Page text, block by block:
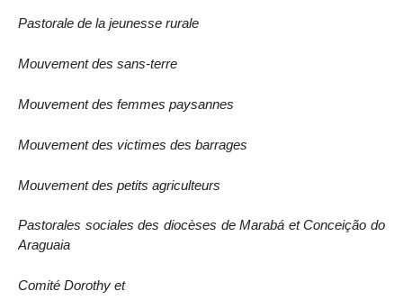
Pastorale de la jeunesse rurale
Mouvement des sans-terre
Mouvement des femmes paysannes
Mouvement des victimes des barrages
Mouvement des petits agriculteurs
Pastorales sociales des diocèses de Marabá et Conceição do
Araguaia
Comité Dorothy et